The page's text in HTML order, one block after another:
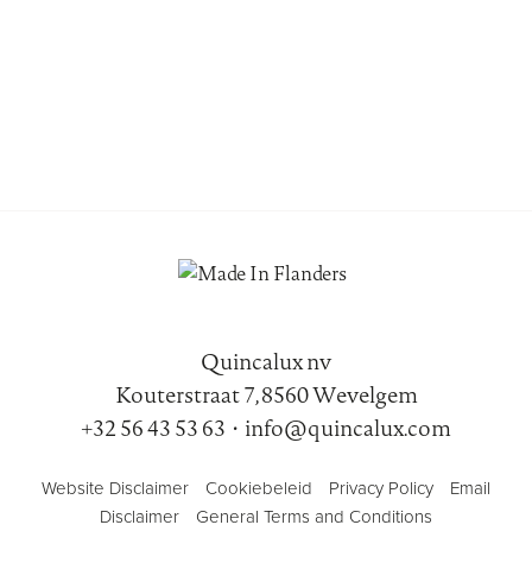
Quincalux nv
Kouterstraat 7, 8560 Wevelgem
+32 56 43 53 63 • info@quincalux.com
Website Disclaimer Cookiebeleid Privacy Policy
Email
Disclaimer
General Terms and Conditions